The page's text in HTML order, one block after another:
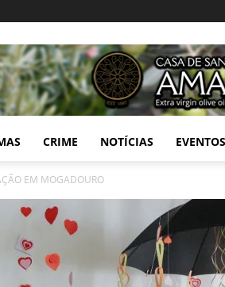
CRIME NOTÍCIAS EVENTOS
EM MOGADOURO